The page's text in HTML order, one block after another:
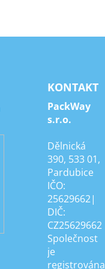
KONTAKT
PackWay
s.r.o.
Dělnická
390, 533 01,
Pardubice
IČO:
25629662|
DIČ:
CZ25629662
Společnost
je
registrována